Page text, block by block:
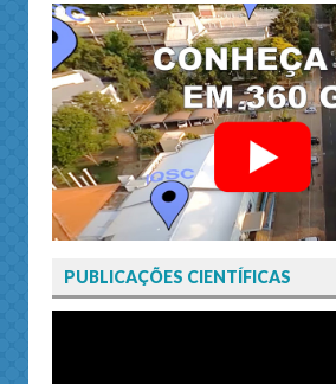
PUBLICAÇÕES CIENTÍFICAS